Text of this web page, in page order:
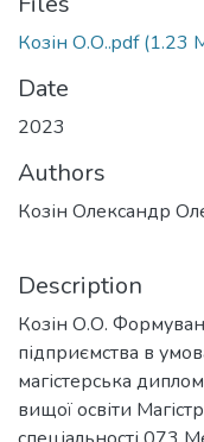
Козін О.О..pdf(1.23
Date
2023
Authors
Козін Олександр
Description
Козін О.О.
підприємства в
магістерська
вищої освіти